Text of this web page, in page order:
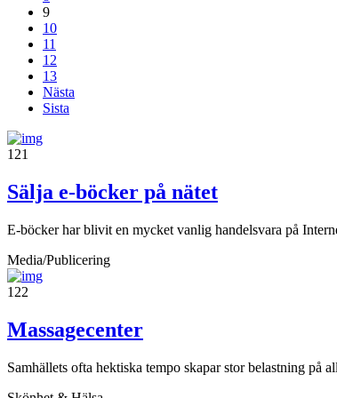
9
10
11
12
13
Nästa
Sista
121
Sälja e-böcker på nätet
E-böcker har blivit en mycket vanlig handelsvara på
Media/Publicering
122
Massagecenter
Samhällets ofta hektiska tempo skapar stor belastning på